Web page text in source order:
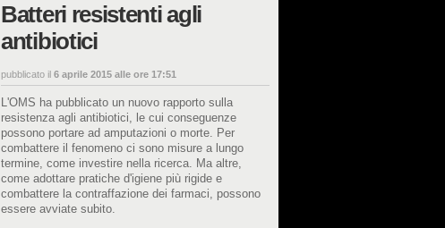
Batteri resistenti agli
antibiotici
pubblicato il 6 aprile 2015 alle ore 17:51
L'OMS ha pubblicato un nuovo rapporto sulla
resistenza agli antibiotici, le cui conseguenze
possono portare ad amputazioni o morte. Per
combattere il fenomeno ci sono misure a lungo
termine, come investire nella ricerca. Ma altre,
come adottare pratiche d'igiene più rigide e
combattere la contraffazione dei farmaci, possono
essere avviate subito.